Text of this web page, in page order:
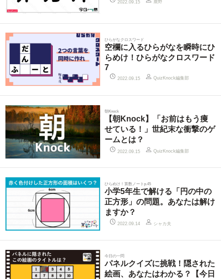
2022.09.15 鹿野
ひらがなクロスワード
空欄に入るひらがなを瞬時にひ
らめけ！ひらがなクロスワード
7
2022.09.15 QuizKnock編集部
朝Knock
【朝Knock】「お前はもう痩
せている！」世紀末な衝撃のゲ
ームとは？
2022.09.15 QuizKnock編集部
ひらめけ！算数ノートp.45
小学5年生で解ける「円の中の
正方形」の問題。あなたは解け
ますか？
2022.09.14 シャカ夫
今日の一問
パネルクイズに挑戦！隠された
絵画、あなたはわかる？【今日